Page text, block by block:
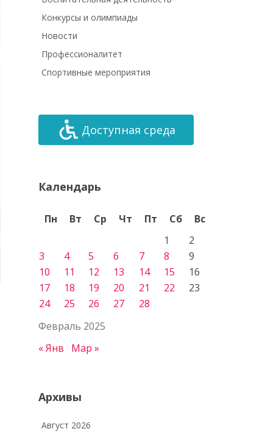
Конкурсы и олимпиады
Новости
Профессионалитет
Спортивные мероприятия
Доступная среда
Календарь
Февраль 2025
Пн Вт Ср Чт Пт Сб
Вс
1
2
3
4 5 6 7 8
9
10
11 12 13 14 15
16
17
18 19 20 21 22
23
24
25 26 27 28
« Янв Мар »
Архивы
Август 2026